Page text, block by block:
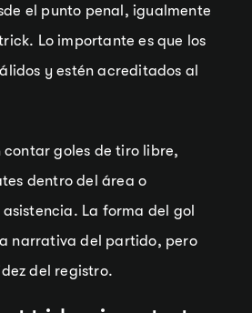
el punto penal, igualmente
Lo importante es que los
y estén acreditados al
contar goles de tiro libre,
dentro del área o
La forma del gol
narrativa del partido, pero
del registro.